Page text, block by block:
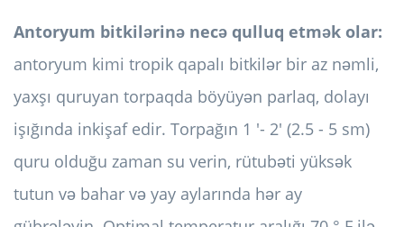
Antoryum bitkilərinə necə qulluq etmək olar:
antoryum kimi tropik qapalı bitkilər bir az nəmli,
yaxşı quruyan torpaqda böyüyən parlaq, dolayı
işığında inkişaf edir. Torpağın 1 '- 2' (2.5 - 5 sm)
quru olduğu zaman su verin, rütubəti yüksək
tutun və bahar və yay aylarında hər ay